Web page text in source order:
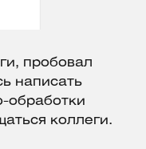
пробовал
написать
обработки
коллеги.